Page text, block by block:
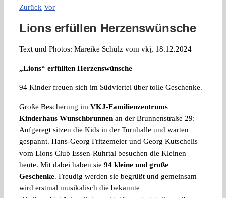
Zurück Vor
Lions erfüllen Herzenswünsche
Text und Photos: Mareike Schulz vom vkj, 18.12.2024
„Lions“ erfüllten Herzenswünsche
94 Kinder freuen sich im Südviertel über tolle Geschenke.
Große Bescherung im VKJ-Familienzentrums
Kinderhaus Wunschbrunnen an der Brunnenstraße 29:
Aufgeregt sitzen die Kids in der Turnhalle und warten
gespannt. Hans-Georg Fritzemeier und Georg Kutschelis
vom Lions Club Essen-Ruhrtal besuchen die Kleinen
heute. Mit dabei haben sie 94 kleine und große
Geschenke. Freudig werden sie begrüßt und gemeinsam
wird erstmal musikalisch die bekannte